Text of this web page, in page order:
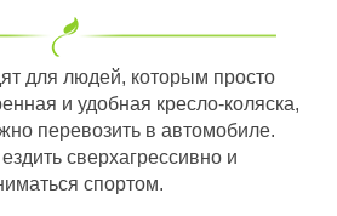
для людей, которым просто
и удобная кресло-коляска,
перевозить в автомобиле.
сверхагрессивно и
спортом.